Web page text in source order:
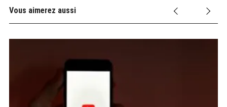
Vous aimerez aussi